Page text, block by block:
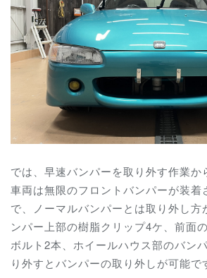
では、早速バンパーを取り外す作業か
車両は無限のフロントバンパーが装着
で、ノーマルバンパーとは取り外し
ンパー上部の樹脂クリップ4ケ、前面
ボルト2本、ホイールハウス部のバン
り外すとバンパーの取り外しが可能で